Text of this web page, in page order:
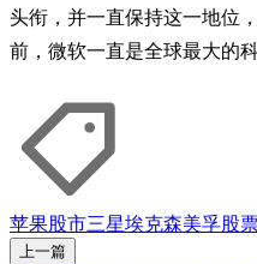
头衔，并一直保持这一地位
前，微软一直是全球最大的科
苹果股市三星埃克森美孚股
上一篇